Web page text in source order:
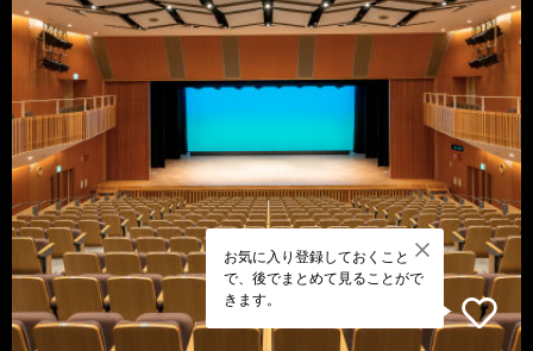
お気に入り登録しておくこと
で、後でまとめて見ることがで
きます。